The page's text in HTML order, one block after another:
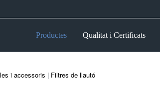
Productes Qualitat i Certificats
i accessoris | Filtres de llautó